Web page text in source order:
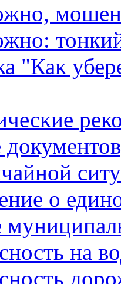
"Как
о
на